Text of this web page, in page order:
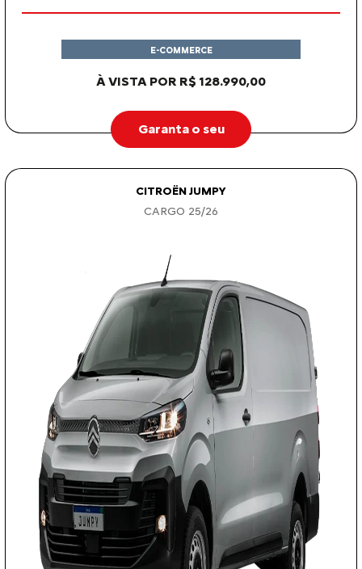
À VISTA POR R$ 128.990,00
E-COMMERCE
Garanta o seu
CITROËN JUMPY
CARGO 25/26